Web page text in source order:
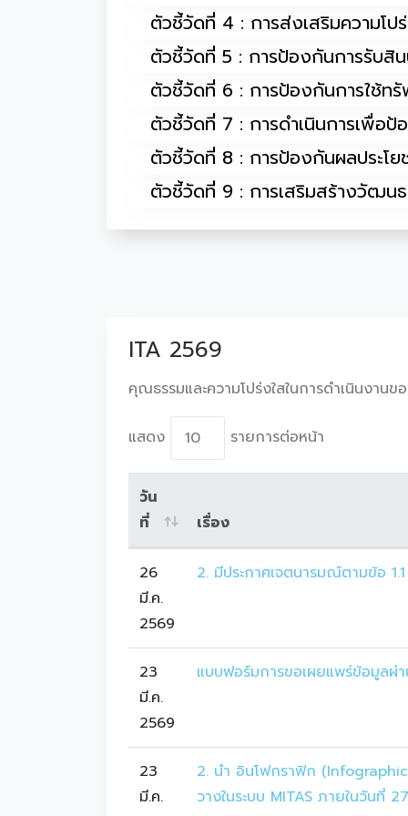
ตัวชี้วัดที่ 4 : การส่งเสริมความโป
ตัวชี้วัดที่ 5 : การป้องกันการรับสิ
ตัวชี้วัดที่ 6 : การป้องกันการใช้ท
ตัวชี้วัดที่ 7 : การดำเนินการเพื่อ
ตัวชี้วัดที่ 8 : การป้องกันผลประโ
ตัวชี้วัดที่ 9 : การเสริมสร้างวัฒน
ITA 2569
คุณธรรมและความโปร่งใสในการดำเนินงาน
แสดง รายการต่อหน้า
วัน
ที่
เรื่อง
26
มี.ค.
2569
2. มีประกาศเจตนารมณ์ตามข้อ
23
มี.ค.
2569
แบบฟอร์มการขอเผยแพร่ข้อมูลผ่
23
มี.ค.
2. นำ อินโฟกราฟิก
วางในระบบ MITAS ภายในวันที่